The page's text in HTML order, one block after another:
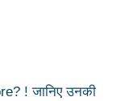
! जानिए उनकी